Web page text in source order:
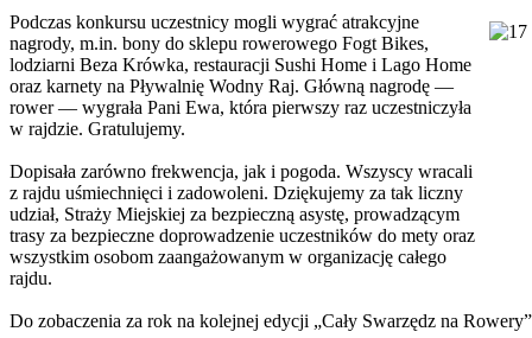
Podczas konkursu uczestnicy mogli wygrać atrakcyjne
nagrody, m.in. bony do sklepu rowerowego Fogt Bikes,
lodziarni Beza Krówka, restauracji Sushi Home i Lago Home
oraz karnety na Pływalnię Wodny Raj. Główną nagrodę —
rower — wygrała Pani Ewa, która pierwszy raz uczestniczyła
w rajdzie. Gratulujemy.
Dopisała zarówno frekwencja, jak i pogoda. Wszyscy wracali
z rajdu uśmiechnięci i zadowoleni. Dziękujemy za tak liczny
udział, Straży Miejskiej za bezpieczną asystę, prowadzącym
trasy za bezpieczne doprowadzenie uczestników do mety oraz
wszystkim osobom zaangażowanym w organizację całego
rajdu.
Do zobaczenia za rok na kolejnej edycji „Cały Swarzędz na